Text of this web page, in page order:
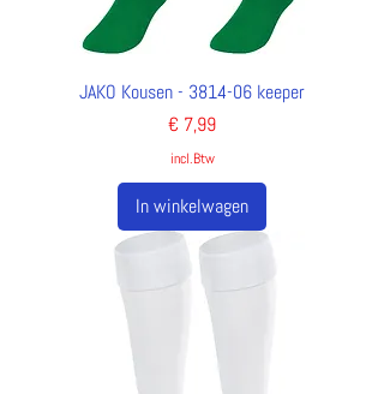
JAKO Kousen - 3814-06 keeper
Prijs
€ 7,99
incl.Btw
In winkelwagen